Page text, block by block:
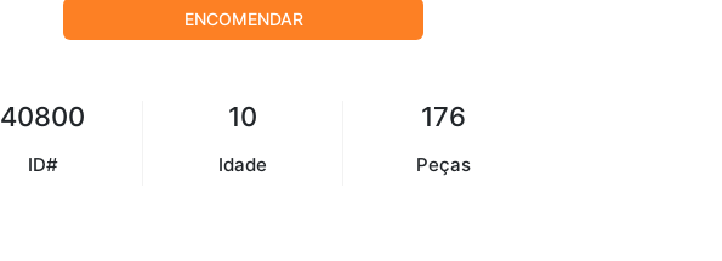
ENCOMENDAR
40800
ID#
10
Idade
176
Peças